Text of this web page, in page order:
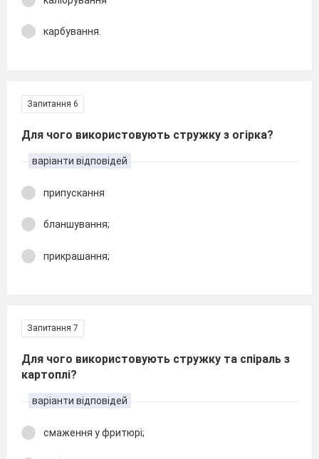
карбування.
Запитання 6
Для чого використовують стружку з огірка?
варіанти відповідей
припускання
бланшування;
прикрашання;
Запитання 7
Для чого використовують стружку та спіраль з
картоплі?
варіанти відповідей
смаження у фритюрі;